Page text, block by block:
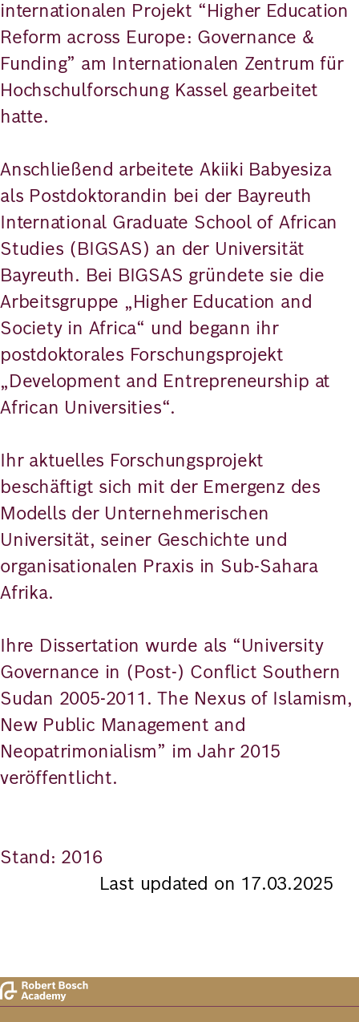
internationalen Projekt “Higher Education
Reform across Europe: Governance &
Funding” am Internationalen Zentrum für
Hochschulforschung Kassel gearbeitet
hatte.
Anschließend arbeitete Akiiki Babyesiza
als Postdoktorandin bei der Bayreuth
International Graduate School of African
Studies (BIGSAS) an der Universität
Bayreuth. Bei BIGSAS gründete sie die
Arbeitsgruppe „Higher Education and
Society in Africa“ und begann ihr
postdoktorales Forschungsprojekt
„Development and Entrepreneurship at
African Universities“.
Ihr aktuelles Forschungsprojekt
beschäftigt sich mit der Emergenz des
Modells der Unternehmerischen
Universität, seiner Geschichte und
organisationalen Praxis in Sub-Sahara
Afrika.
Ihre Dissertation wurde als “University
Governance in (Post-) Conflict Southern
Sudan 2005-2011. The Nexus of Islamism,
New Public Management and
Neopatrimonialism” im Jahr 2015
veröffentlicht.
Stand: 2016
Last updated on 17.03.2025